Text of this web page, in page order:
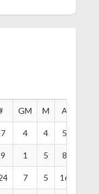
GM M A
4 4 5
1 5 8
7 5 16